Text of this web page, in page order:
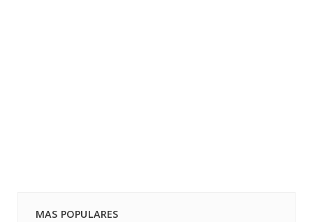
MAS POPULARES